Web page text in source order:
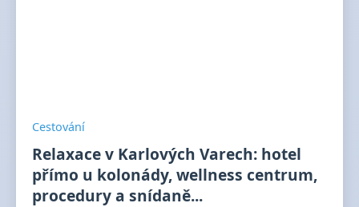
Cestování
Relaxace v Karlových Varech: hotel
přímo u kolonády, wellness centrum,
procedury a snídaně...